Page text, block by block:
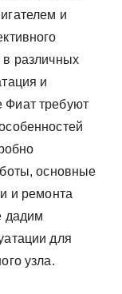
и
в различных
и
требуют
основные
и ремонта
дадим
для
узла.